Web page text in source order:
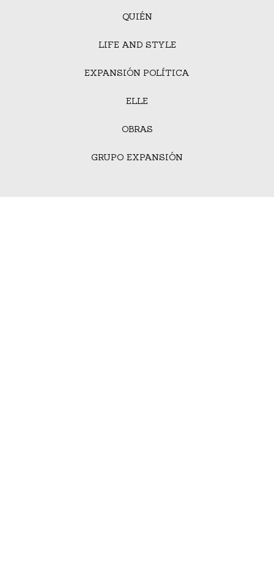
QUIÉN
LIFE AND STYLE
EXPANSIÓN POLÍTICA
ELLE
OBRAS
GRUPO EXPANSIÓN